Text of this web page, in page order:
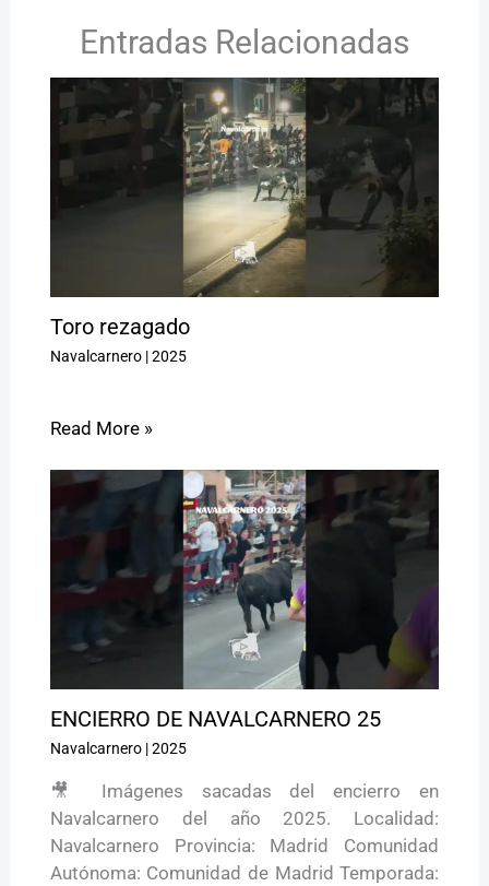
Entradas Relacionadas
Toro rezagado
Navalcarnero|2025
Read More »
ENCIERRO DE NAVALCARNERO 25
Navalcarnero|2025
🎥 Imágenes sacadas del encierro en
Navalcarnero del año 2025. Localidad:
Navalcarnero Provincia: Madrid Comunidad
Autónoma: Comunidad de Madrid Temporada: